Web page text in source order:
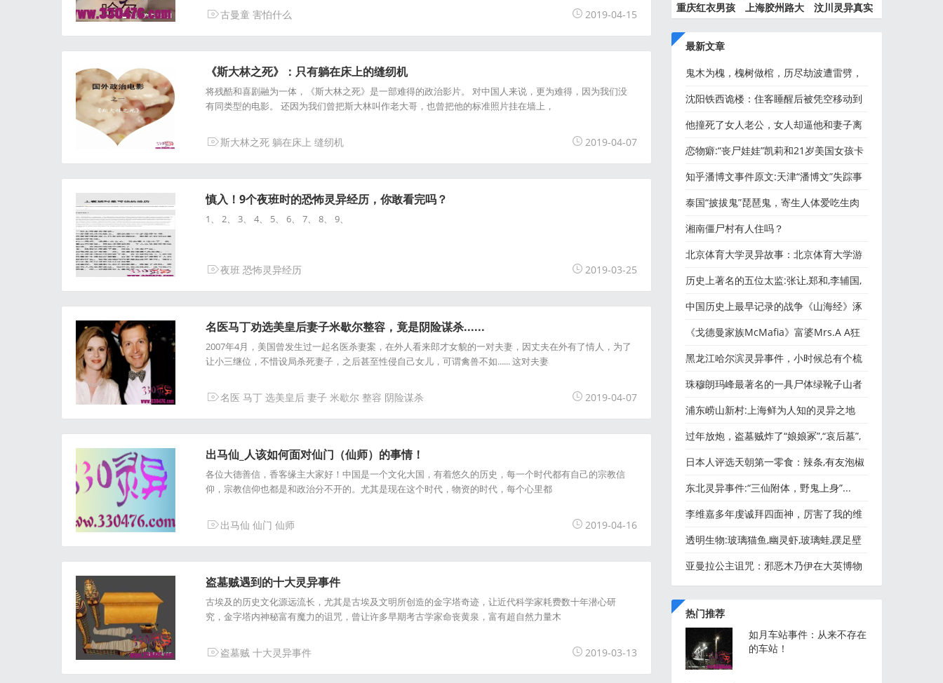
古曼童 害怕什么 2019-04-15
《斯大林之死》：只有躺在床上的缝纫机
将残酷和喜剧融为一体，《斯大林之死》是一部难得的政治影片。 对中国人来说，更为难得，因为我们没
有同类型的电影。 还因为我们曾把斯大林叫作老大哥，也曾把他的标准照片挂在墙上，
斯大林之死 躺在床上 缝纫机 2019-04-07
慎入！9个夜班时的恐怖灵异经历，你敢看完吗？
1、 2、 3、 4、 5、 6、 7、 8、 9、
夜班 恐怖灵异经历 2019-03-25
名医马丁劝选美皇后妻子米歇尔整容，竟是阴险谋杀......
2007年4月，美国曾发生过一起名医杀妻案，在外人看来郎才女貌的一对夫妻，因丈夫在外有了情人，为了
让小三继位，不惜设局杀死妻子，之后甚至性侵自己女儿，可谓禽兽不如...... 这对夫妻
名医 马丁 选美皇后 妻子 米歇尔 整容 阴险谋杀 2019-04-07
出马仙_人该如何面对仙门（仙师）的事情！
各位大德善信，香客缘主大家好！中国是一个文化大国，有着悠久的历史，每一个时代都有自己的宗教信
仰，宗教信仰也都是和政治分不开的。尤其是现在这个时代，物资的时代，每个心里都
出马仙 仙门 仙师 2019-04-16
盗墓贼遇到的十大灵异事件
古埃及的历史文化源远流长，尤其是古埃及文明所创造的金字塔奇迹，让近代科学家耗费数十年潜心研
究，金字塔内神秘富有魔力的诅咒，曾让许多早期考古学家命丧黄泉，富有超自然力量木
盗墓贼 十大灵异事件 2019-03-13
重庆红衣男孩
上海胶州路大
汶川灵异真实
最新文章
鬼木为槐，槐树做棺，历尽劫波遭雷劈，
只葬天下有情人
沈阳铁西诡楼：住客睡醒后被凭空移动到
别人家中！
他撞死了女人老公，女人却逼他和妻子离
婚娶她
恋物癖:“丧尸娃娃”凯莉和21岁美国女孩卡
德莱克的怪奇婚礼
知乎潘博文事件原文:天津“潘博文”失踪事
件详细解密
泰国“披拔鬼”琵琶鬼，寄生人体爱吃生肉
的活丧尸！
湘南僵尸村有人住吗？
北京体育大学灵异故事：北京体育大学游
泳馆白衣服的女孩。。
历史上著名的五位太监:张让,郑和,李辅国,
魏忠贤,嫪毐
中国历史上最早记录的战争《山海经》涿
鹿大战,阪泉之战,涿鹿
《戈德曼家族McMafia》富婆Mrs.A A狂
刷1.4亿买香水，最后把老公刷
黑龙江哈尔滨灵异事件，小时候总有个梳
着麻花辫的“姐姐”逗
珠穆朗玛峰最著名的一具尸体绿靴子山者
泽旺·帕尔乔（Tsewang
浦东崂山新村:上海鲜为人知的灵异之地
过年放炮，盗墓贼炸了“娘娘冢”,“哀后墓”,
梁庄王墓...
日本人评选天朝第一零食：辣条,有友泡椒
凤爪,龙须凤爪...为了
东北灵异事件:“三仙附体，野鬼上身”...
李维嘉多年虔诚拜四面神，厉害了我的维
嘉哥！
透明生物:玻璃猫鱼,幽灵虾,玻璃蛙,蹼足壁
虎,海月水母,栉水母
亚曼拉公主诅咒：邪恶木乃伊在大英博物
热门推荐
如月车站事件：从来不存在
的车站！